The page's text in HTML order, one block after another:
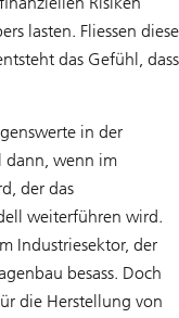
lasten. Fliessen diese
das Gefühl, dass
in der
dann, wenn im
der das
weiterführen wird.
Industriesektor, der
besass. Doch
die Herstellung von